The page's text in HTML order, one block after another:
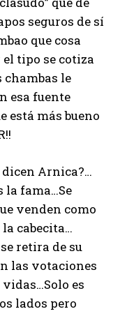
seguros de sí
que cosa
tipo se cotiza
le
esa fuente
está más bueno
Arnica?…
la fama…Se
venden como
cabecita…
retira de su
las votaciones
es
lados pero